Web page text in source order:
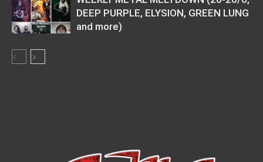
DEEP PURPLE, ELYSION, GREEN LUNG
and more)